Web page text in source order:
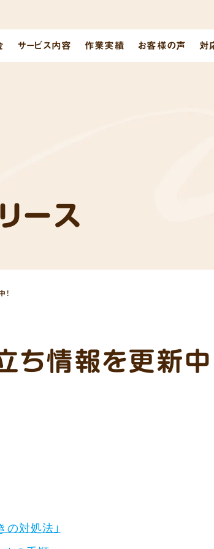
サービス内容 作業実績 お客様の声 対
ース
！
ち情報を更新中
の対処法」